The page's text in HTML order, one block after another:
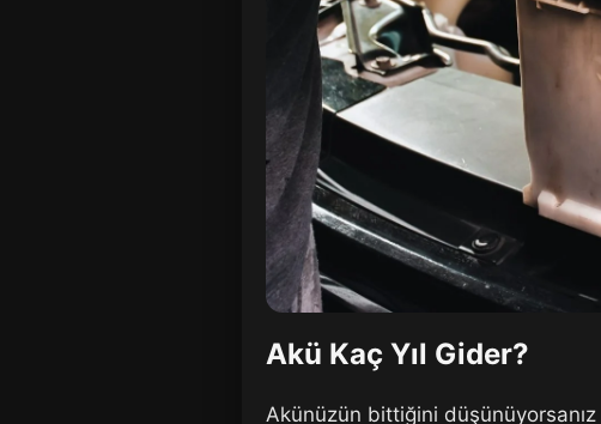
Akü Kaç Yıl Gider?
Akünüzün bittiğini düşünüyorsanız